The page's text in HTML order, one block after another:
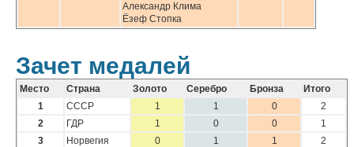
Александр Клима
Ёзеф Стопка
Зачет медалей
Место Страна Золото Серебро Бронза
Итого
1
СССР 1 1 0
2
2
ГДР 1 0 0
1
3
Норвегия 0 1 1
2